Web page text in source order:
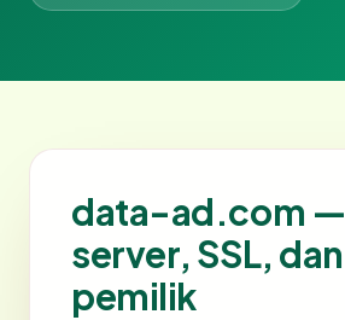
data-ad.com —
server, SSL, dan
pemilik